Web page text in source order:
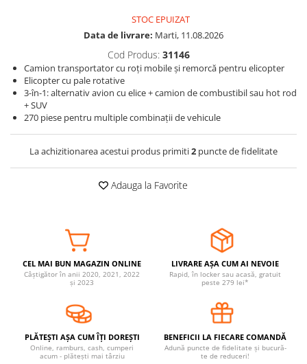
Somnul bebelusului
Carucioare si scaune auto
Tarcuri copii / bebelusi
Scaune masa
Igiena si ingrijire bebelusi
Diversificare bebelusi
Baia bebelusului
Maternitate
Jucarii copii si jocuri educative
Jucarii dentitie
Jocuri educative
Jucarii bebelusi
STOC EPUIZAT
Data de livrare: Marti, 11.08.2026
Cod Produs: 31146
Camion transportator cu roți mobile și remorcă pentru elicopter
Elicopter cu pale rotative
3-în-1: alternativ avion cu elice + camion de combustibil sau hot rod
+ SUV
270 piese pentru multiple combinații de vehicule
La achizitionarea acestui produs primiti2 puncte de fidelitate
Adauga la Favorite
CEL MAI BUN MAGAZIN ONLINE
Câștigător în anii 2020, 2021, 2022
și 2023
LIVRARE AȘA CUM AI NEVOIE
Rapid, în locker sau acasă, gratuit
peste 279 lei*
PLĂTEȘTI AȘA CUM ÎȚI DOREȘTI
Online, ramburs, cash, cumperi
acum - plătești mai târziu
BENEFICII LA FIECARE COMANDĂ
Adună puncte de fidelitate și bucură-
te de reduceri!